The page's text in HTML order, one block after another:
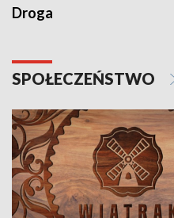
Droga
SPOŁECZEŃSTWO